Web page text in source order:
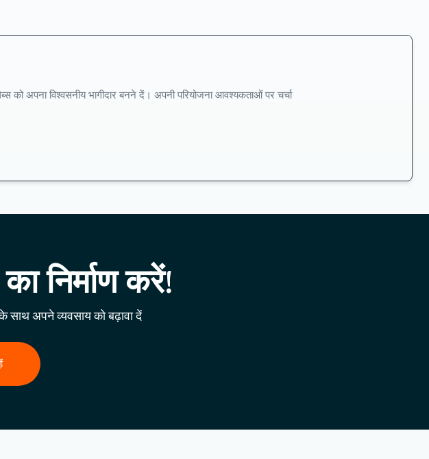
को अपना विश्वसनीय भागीदार बनने दें। अपनी परियोजना आवश्यकताओं पर चर्चा
निर्माण करें!
अपने व्यवसाय को बढ़ावा दें